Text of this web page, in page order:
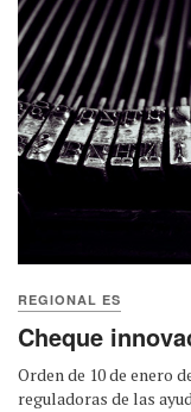
REGIONAL ES
Cheque
Orden de 10 de enero
reguladoras de las